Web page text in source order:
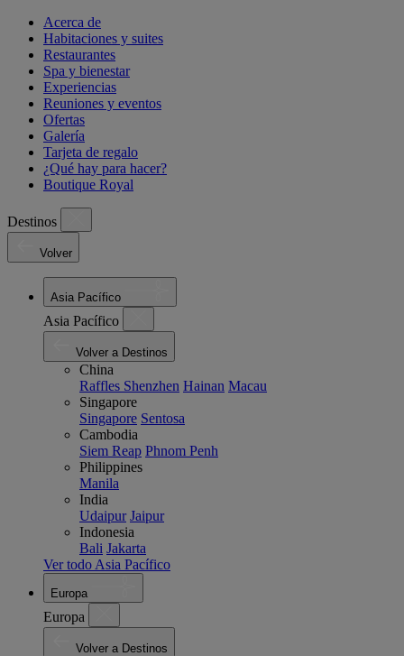
Acerca de
Habitaciones y suites
Restaurantes
Spa y bienestar
Experiencias
Reuniones y eventos
Ofertas
Galería
Tarjeta de regalo
¿Qué hay para hacer?
Boutique Royal
Destinos
Volver
Asia Pacífico
Asia Pacífico
Volver a Destinos
China
Raffles Shenzhen Hainan Macau
Singapore
Singapore Sentosa
Cambodia
Siem Reap Phnom Penh
Philippines
Manila
India
Udaipur Jaipur
Indonesia
Bali Jakarta
Ver todo Asia Pacífico
Europa
Europa
Volver a Destinos